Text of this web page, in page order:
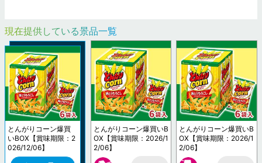
現在提供している景品一覧
とんがりコーン爆買
いBOX【賞味期限：2
026/12/06】
とんがりコーン爆買いB
OX【賞味期限：2026/1
2/06】
とんがりコーン爆買いB
OX【賞味期限：2026/1
2/06】